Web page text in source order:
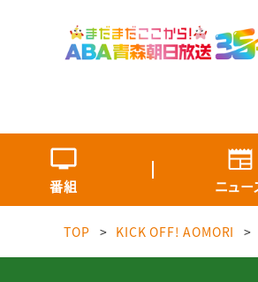
番組 ニュー
TOP KICK OFF! AOMORI